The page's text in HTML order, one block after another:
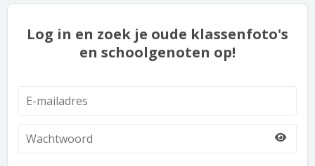
Help
Log in en zoek je oude klassenfoto's
en schoolgenoten op!